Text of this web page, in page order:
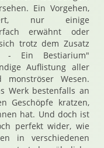
Ein Vorgehen,
nur einige
erwähnt oder
trotz dem Zusatz
- Ein Bestiarium"
Auflistung aller
Wesen.
Werk bestenfalls an
Geschöpfe kratzen,
hat. Und doch ist
perfekt wider, wie
in verschiedenen